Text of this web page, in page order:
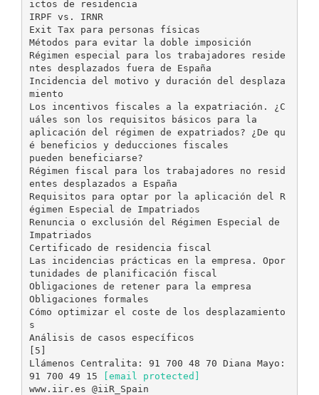
ictos de residencia
IRPF vs. IRNR
Exit Tax para personas físicas
Métodos para evitar la doble imposición
Régimen especial para los trabajadores reside
ntes desplazados fuera de España
Incidencia del motivo y duración del desplaza
miento
Los incentivos fiscales a la expatriación. ¿C
uáles son los requisitos básicos para la
aplicación del régimen de expatriados? ¿De qu
é beneficios y deducciones fiscales
pueden beneficiarse?
Régimen fiscal para los trabajadores no resid
entes desplazados a España
Requisitos para optar por la aplicación del R
égimen Especial de Impatriados
Renuncia o exclusión del Régimen Especial de
Impatriados
Certificado de residencia fiscal
Las incidencias prácticas en la empresa. Opor
tunidades de planificación fiscal
Obligaciones de retener para la empresa
Obligaciones formales
Cómo optimizar el coste de los desplazamiento
s
Análisis de casos específicos
[5]
Llámenos Centralita: 91 700 48 70 Diana Mayo:
91 700 49 15
[email protected]
www.iir.es @iiR_Spain